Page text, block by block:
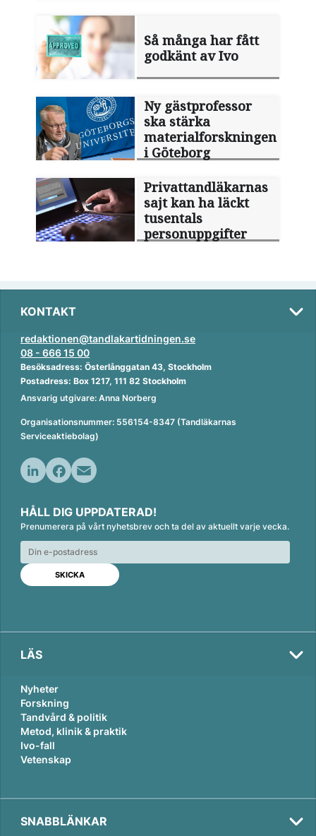
Så många har fått
godkänt av Ivo
Ny gästprofessor
ska stärka
materialforskningen
i Göteborg
Privattandläkarnas
sajt kan ha läckt
tusentals
personuppgifter
KONTAKT
redaktionen@tandlakartidningen.se
08 - 666 15 00
Besöksadress: Österlånggatan 43, Stockholm
Postadress: Box 1217, 111 82 Stockholm
Ansvarig utgivare: Anna Norberg
Organisationsnummer: 556154-8347 (Tandläkarnas
Serviceaktiebolag)
n
k
e
d
n
c
e
b
o
o
k
a
i
l
HÅLL DIG UPPDATERAD!
Prenumerera på vårt nyhetsbrev och ta del av aktuellt varje vecka.
LÄS
Nyheter
Forskning
Tandvård & politik
Metod, klinik & praktik
Ivo-fall
Vetenskap
SNABBLÄNKAR